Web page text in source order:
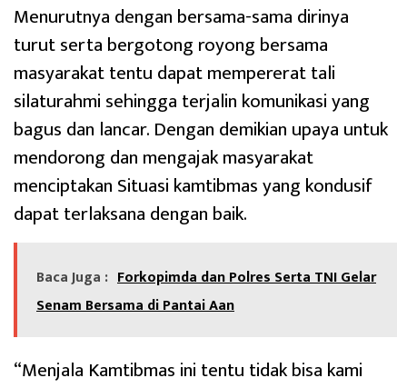
Menurutnya dengan bersama-sama dirinya
turut serta bergotong royong bersama
masyarakat tentu dapat mempererat tali
silaturahmi sehingga terjalin komunikasi yang
bagus dan lancar. Dengan demikian upaya untuk
mendorong dan mengajak masyarakat
menciptakan Situasi kamtibmas yang kondusif
dapat terlaksana dengan baik.
Baca Juga : Forkopimda dan Polres Serta TNI Gelar
Senam Bersama di Pantai Aan
“Menjala Kamtibmas ini tentu tidak bisa kami